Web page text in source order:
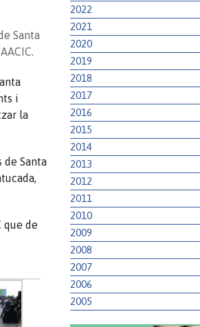
Santa
i
la
de Santa
que de
2022
2021
2020
2019
2018
2017
2016
2015
2014
2013
2012
2011
2010
2009
2008
2007
2006
2005